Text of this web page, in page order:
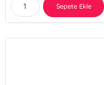
Sepete Ekle